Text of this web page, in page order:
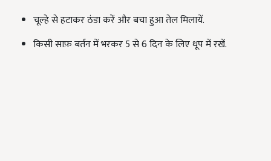
चूल्हे से हटाकर ठंडा करें और बचा हुआ तेल मिलायें.
किसी साफ़ बर्तन में भरकर 5 से 6 दिन के लिए धूप में रखें.